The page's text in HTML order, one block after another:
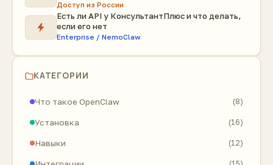
Доступ из России
Есть ли API у КонсультантПлюс и что делать,
если его нет
Enterprise / NemoClaw
КАТЕГОРИИ
Что такое OpenClaw (8)
Установка (16)
Навыки (12)